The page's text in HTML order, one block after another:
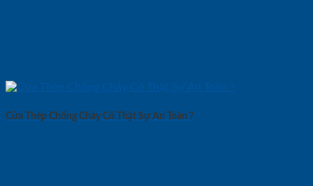
Cửa Thép Chống Cháy Có Thật Sự An Toàn ?